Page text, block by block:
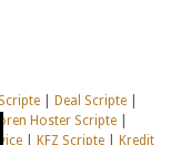
Deal Scripte
Foren Hoster Scripte
KFZ Scripte Kredit